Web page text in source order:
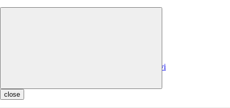
close
Costi contratti integrativi